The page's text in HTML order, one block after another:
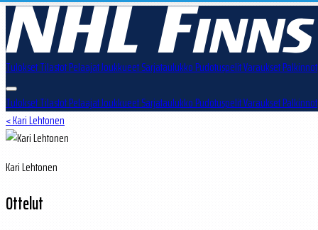
TuloksetTilastotPelaajatJoukkueetSarjataulukkoPudotuspelitVarauksetPalkinnot
TuloksetTilastotPelaajatJoukkueetSarjataulukkoPudotuspelitVarauksetPalkinnot
< Kari Lehtonen
Kari Lehtonen
Ottelut